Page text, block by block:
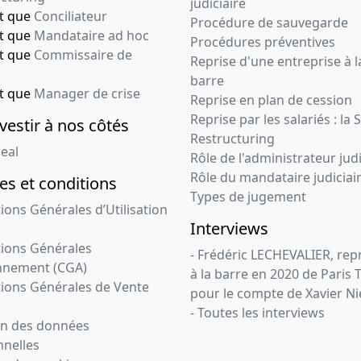
que Conciliateur
que Mandataire ad hoc
que Commissaire de
que Manager de crise
à nos côtés
et conditions
Générales d’Utilisation
Générales
(CGA)
Générales de Vente
des données
Procédure de sauvegarde
Procédures préventives
Reprise d'une entreprise à
barre
Reprise en plan de cession
Reprise par les salariés : la
Restructuring
Rôle de l'administrateur
Rôle du mandataire
Types de jugement
Interviews
- Frédéric LECHEVALIER,
à la barre en 2020 de Paris
pour le compte de Xavier
- Toutes les interviews